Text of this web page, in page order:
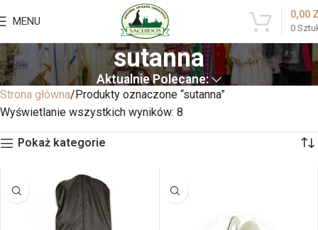
MENU
0
0,00
sutanna
Aktualnie Polecane:
Strona główna Produkty oznaczone “sutanna”
Wyświetlanie wszystkich wyników: 8
Pokaż kategorie
BRAK